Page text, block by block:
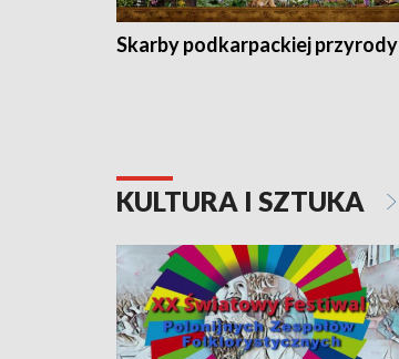
Skarby podkarpackiej przyrody
KULTURA I SZTUKA